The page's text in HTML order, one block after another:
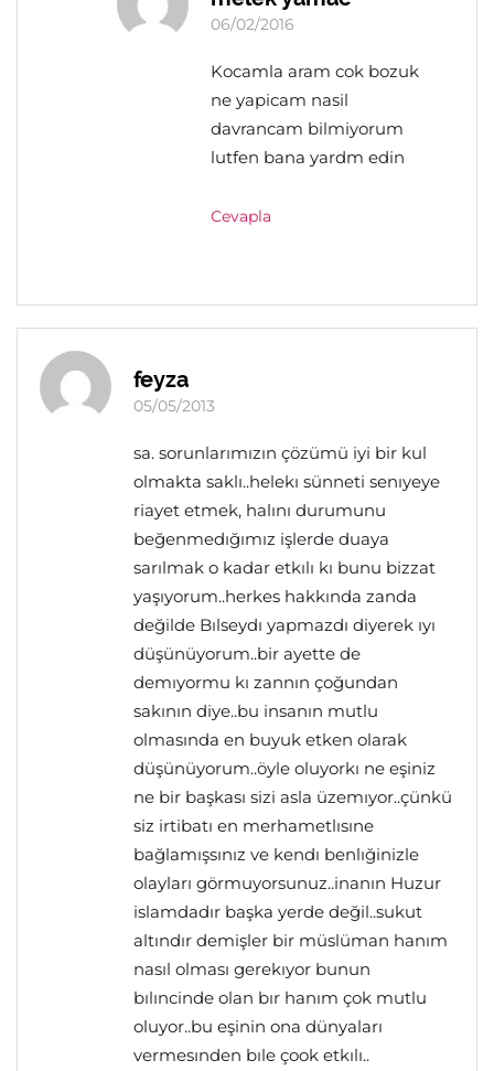
06/02/2016
Kocamla aram cok bozuk
ne yapicam nasil
davrancam bilmiyorum
lutfen bana yardm edin
Cevapla
feyza
05/05/2013
sa. sorunlarımızın çözümü iyi bir kul
olmakta saklı..helekı sünneti senıyeye
riayet etmek, halını durumunu
beğenmedığımız işlerde duaya
sarılmak o kadar etkılı kı bunu bizzat
yaşıyorum..herkes hakkında zanda
değilde Bılseydı yapmazdı diyerek ıyı
düşünüyorum..bir ayette de
demıyormu kı zannın çoğundan
sakının diye..bu insanın mutlu
olmasında en buyuk etken olarak
düşünüyorum..öyle oluyorkı ne eşiniz
ne bir başkası sizi asla üzemıyor..çünkü
siz irtibatı en merhametlısıne
bağlamışsınız ve kendı benlığinizle
olayları görmuyorsunuz..inanın Huzur
islamdadır başka yerde değil..sukut
altındır demişler bir müslüman hanım
nasıl olması gerekıyor bunun
bılıncinde olan bır hanım çok mutlu
oluyor..bu eşinin ona dünyaları
vermesınden bıle çook etkılı..